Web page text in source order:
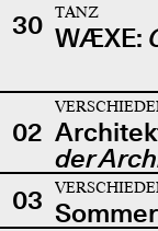
30
TANZ
WÆXE:
02
der
03